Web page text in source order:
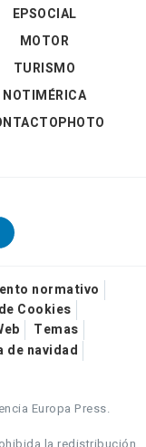
EPSOCIAL
MOTOR
TURISMO
NOTIMÉRICA
normativo
Cookies
Temas
de navidad
Europa Press.
la redistribución